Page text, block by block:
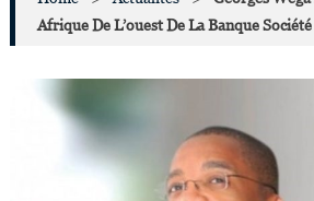
Afrique De L’ouest De La Banque